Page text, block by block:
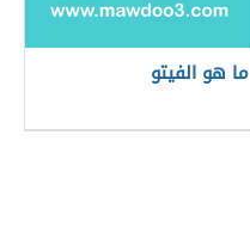
ما هو الفيتو